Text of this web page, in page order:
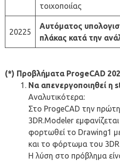
τοιχοποιίας
20225
Αυτόματος
πλάκας κατά την
(*) Προβλήματα ProgeCAD
Να απενεργοποιηθεί η
Αναλυτικότερα:
Στο ProgeCAD την
3DR.Modeler
φορτωθεί το Drawing1
και το φόρτωμα του
Η λύση στο πρόβλημα